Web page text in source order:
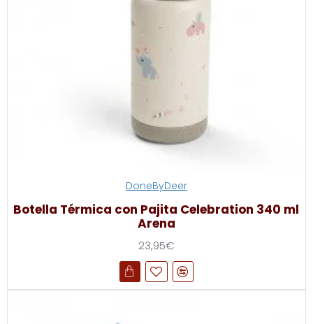
DoneByDeer
Botella Térmica con Pajita Celebration 340 ml
Arena
23,95€